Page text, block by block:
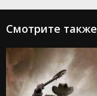
Смотрите также